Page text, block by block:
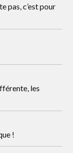
pas, c’est pour
les
!